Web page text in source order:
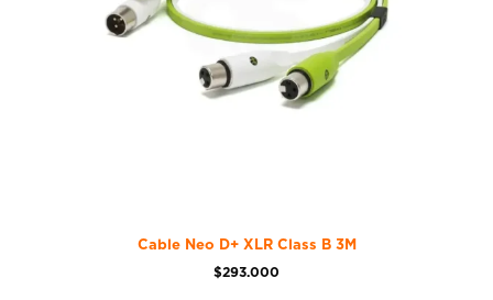
Cable Neo D+ XLR Class B 3M
$293.000